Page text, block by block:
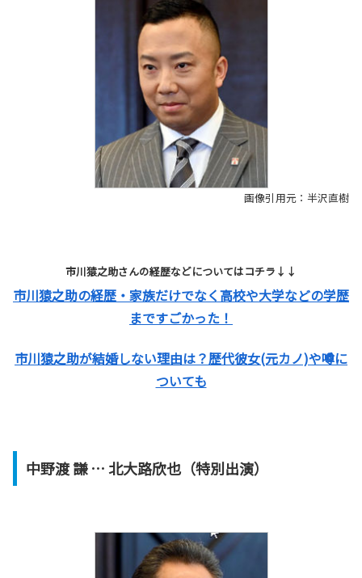
画像引用元：半沢直樹
市川猿之助さんの経歴などについてはコチラ↓↓
市川猿之助の経歴・家族だけでなく高校や大学などの学歴
まですごかった！
市川猿之助が結婚しない理由は？歴代彼女(元カノ)や噂に
ついても
中野渡 謙 … 北大路欣也（特別出演）